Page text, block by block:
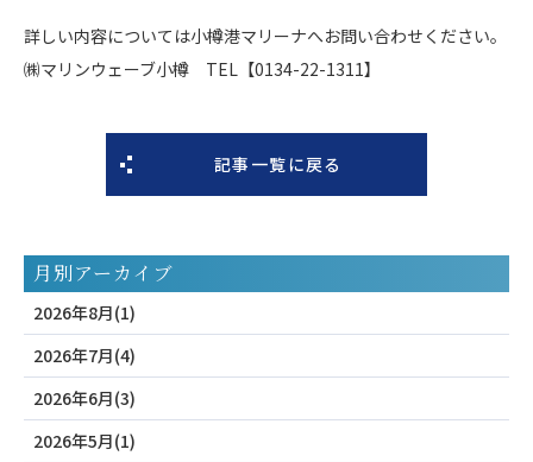
詳しい内容については小樽港マリーナへお問い合わせください。
㈱マリンウェーブ小樽 TEL【0134-22-1311】
記事一覧に戻る
月別アーカイブ
2026年8月(1)
2026年7月(4)
2026年6月(3)
2026年5月(1)